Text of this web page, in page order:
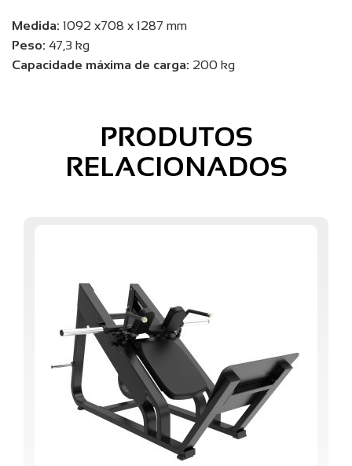
Medida: 1092 x708 x 1287 mm
Peso: 47,3 kg
Capacidade máxima de carga: 200 kg
PRODUTOS
RELACIONADOS